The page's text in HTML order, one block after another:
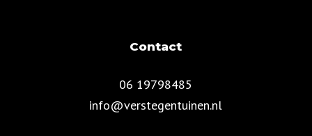
Contact
06 19798485
info@verstegentuinen.nl